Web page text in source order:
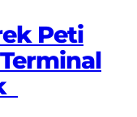
Peti